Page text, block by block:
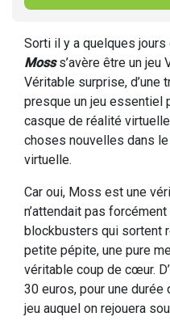
Sorti il y a quelques
Mosss’avère être un jeu
Véritable surprise, d’une
presque un jeu essentiel
casque de réalité
choses nouvelles dans
virtuelle.
Car oui, Moss est une
n’attendait pas
blockbusters qui sortent
petite pépite, une pure
véritable coup de cœur.
30 euros, pour une durée
jeu auquel on rejouera